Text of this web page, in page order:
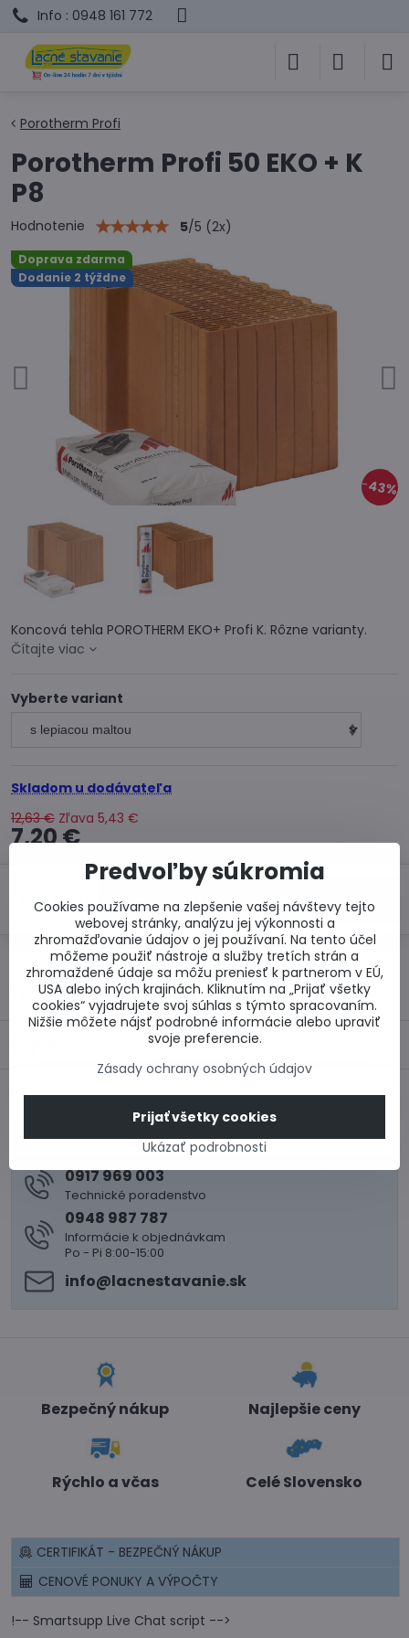
Info : 0948 161 772
Doprava zdarma
Dodanie 2 týždne
43%
Porotherm Profi
Porotherm Profi 50 EKO + K
P8
Hodnotenie 5/5 (2x)
Koncová tehla POROTHERM EKO+ Profi K. Rôzne varianty.
Čítajte viac
Vyberte variant
Skladom u dodávateľa
12,63 € Zľava 5,43 €
7,20 €
Do košíka
Otázka k produktu
Doručenia
Výrobca:Wienerberger s.r.o.
Nasledujúci produkt
0917 969 003
Technické poradenstvo
0948 987 787
Informácie k objednávkam
Po - Pi 8:00-15:00
info​@lacnestavanie​.sk
Bezpečný nákup Najlepšie ceny
Rýchlo a včas Celé Slovensko
CERTIFIKÁT - BEZPEČNÝ NÁKUP
CENOVÉ PONUKY A VÝPOČTY
!-- Smartsupp Live Chat script -->
Predvoľby súkromia
Cookies používame na zlepšenie vašej návštevy tejto
webovej stránky, analýzu jej výkonnosti a
zhromažďovanie údajov o jej používaní. Na tento účel
môžeme použiť nástroje a služby tretích strán a
zhromaždené údaje sa môžu preniesť k partnerom v EÚ,
USA alebo iných krajinách. Kliknutím na „Prijať všetky
cookies“ vyjadrujete svoj súhlas s týmto spracovaním.
Nižšie môžete nájsť podrobné informácie alebo upraviť
svoje preferencie.
Zásady ochrany osobných údajov
Ukázať podrobnosti
Prijať všetky cookies